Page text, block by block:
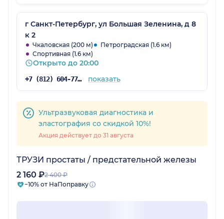
которые были здесь, тоже довольны на 100%.
Советую всем
г Санкт-Петербург, ул Большая Зеленина, д 8
к 2
Чкаловская (200 м)
Петроградская (1.6 км)
Спортивная (1.6 км)
Открыто до 20:00
+7 (812) 604-77-48 показать
Ультразвуковая диагностика и
эластография со скидкой 10%!
Акция действует до 31 августа
ТРУЗИ простаты / предстательной железы
2 160 ₽2 400 ₽
−10% от НаПоправку